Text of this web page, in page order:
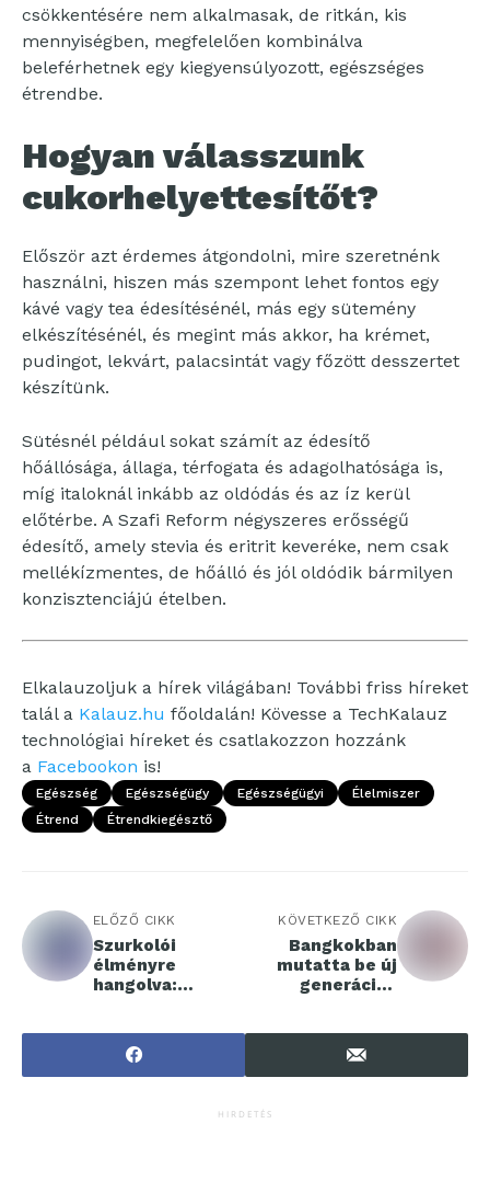
csökkentésére nem alkalmasak, de ritkán, kis
mennyiségben, megfelelően kombinálva
beleférhetnek egy kiegyensúlyozott, egészséges
étrendbe.
Hogyan válasszunk
cukorhelyettesítőt?
Először azt érdemes átgondolni, mire szeretnénk
használni, hiszen más szempont lehet fontos egy
kávé vagy tea édesítésénél, más egy sütemény
elkészítésénél, és megint más akkor, ha krémet,
pudingot, lekvárt, palacsintát vagy főzött desszertet
készítünk.
Sütésnél például sokat számít az édesítő
hőállósága, állaga, térfogata és adagolhatósága is,
míg italoknál inkább az oldódás és az íz kerül
előtérbe. A Szafi Reform négyszeres erősségű
édesítő, amely stevia és eritrit keveréke, nem csak
mellékízmentes, de hőálló és jól oldódik bármilyen
konzisztenciájú ételben.
Elkalauzoljuk a hírek világában! További friss híreket
talál a Kalauz.hu főoldalán! Kövesse a TechKalauz
technológiai híreket és csatlakozzon hozzánk
a Facebookon is!
Egészség Egészségügy Egészségügyi
Élelmiszer
Étrend
Étrendkiegésztő
ELŐZŐ CIKK
Szurkolói
élményre
hangolva:
os tévékínálata
KÖVETKEZŐ CIKK
Bangkokban
mutatta be új
generációs
HIRDETÉS